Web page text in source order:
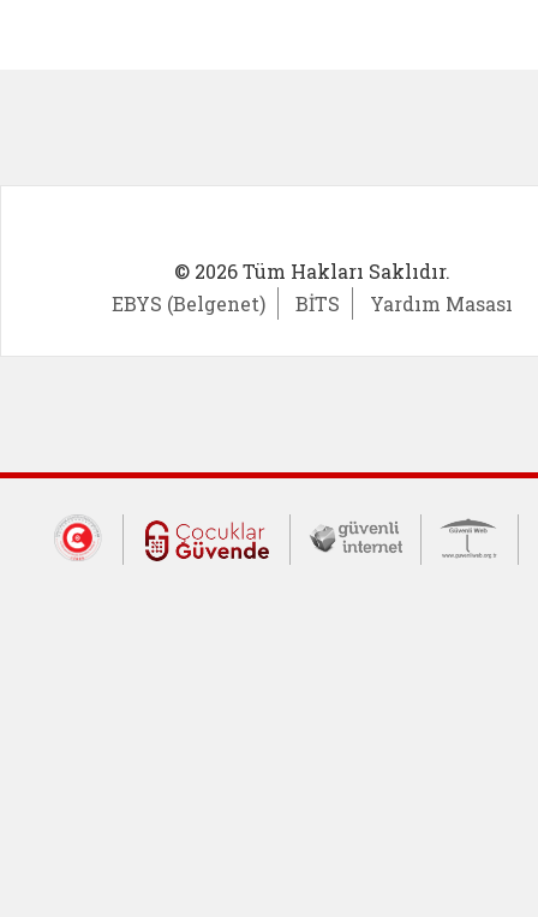
© 2026 Tüm Hakları Saklıdır.
EBYS (Belgenet)
BİTS Yardım Masası
Dış Bağlantılar
Cumhurbaşkanlığı İletişim Merkezi
Çocuklar Güvende (yeni
Güvenli